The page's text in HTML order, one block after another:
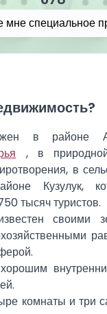
мне специальное
в районе
, в
в
Кузулук,
тысяч туристов.
своими
комнаты и три